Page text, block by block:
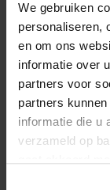
We gebruiken
personaliseren,
en om ons
informatie over
partners voor
partners
informatie die u
verzameld op
veel ruimte en
door extra
is ook gespeeld
levendig gevoel
borders,
stapelblokken.